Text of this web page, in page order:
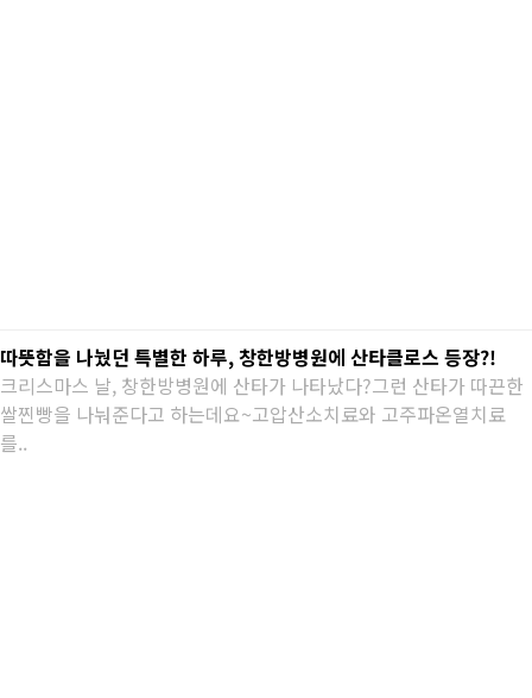
따뜻함을 나눴던 특별한 하루, 창한방병원에 산타클로스 등장?!
크리스마스 날, 창한방병원에 산타가 나타났다?그런 산타가 따끈한
쌀찐빵을 나눠준다고 하는데요~고압산소치료와 고주파온열치료
를..